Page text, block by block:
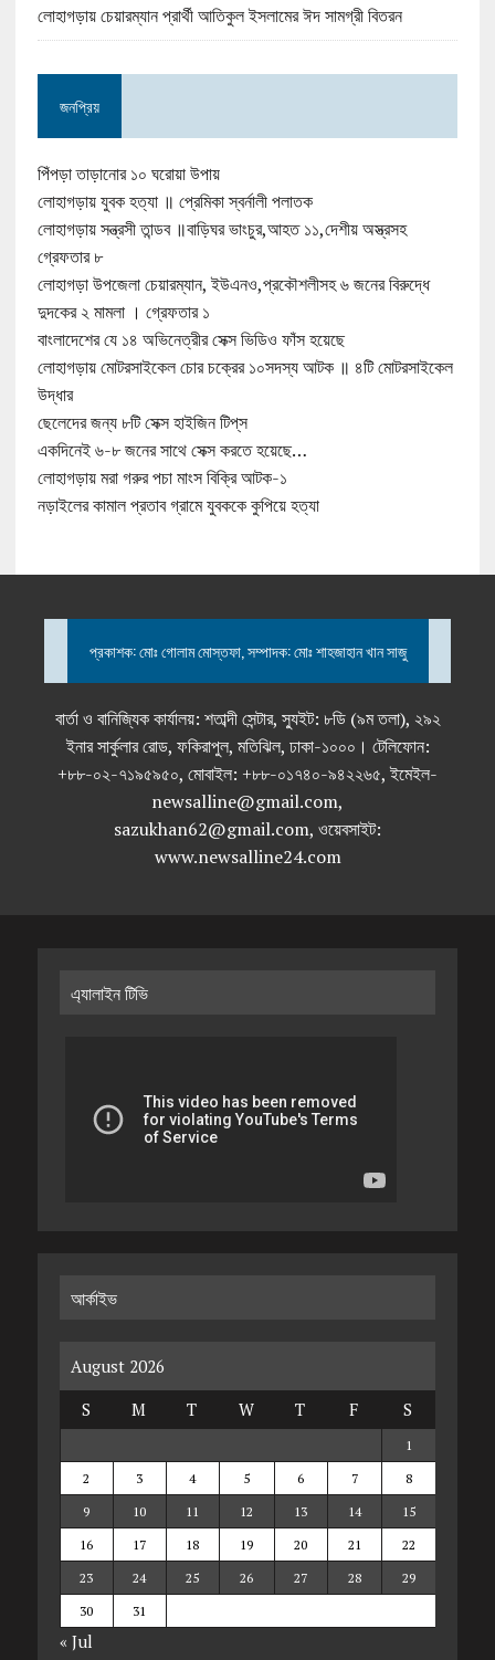
লোহাগড়ায় চেয়ারম্যান প্রার্থী আতিকুল ইসলামের ঈদ সামগ্রী বিতরন
জনপ্রিয়
পিঁপড়া তাড়ানোর ১০ ঘরোয়া উপায়
লোহাগড়ায় যুবক হত্যা ॥ প্রেমিকা স্বর্নালী পলাতক
লোহাগড়ায় সন্ত্রসী তান্ডব ॥বাড়িঘর ভাংচুর,আহত ১১,দেশীয় অস্ত্রসহ
গ্রেফতার ৮
লোহাগড়া উপজেলা চেয়ারম্যান, ইউএনও,প্রকৌশলীসহ ৬ জনের বিরুদ্ধে
দুদকের ২ মামলা । গ্রেফতার ১
বাংলাদেশের যে ১৪ অভিনেত্রীর সেক্স ভিডিও ফাঁস হয়েছে
লোহাগড়ায় মোটরসাইকেল চোর চক্রের ১০সদস্য আটক ॥ ৪টি মোটরসাইকেল
উদ্ধার
ছেলেদের জন্য ৮টি সেক্স হাইজিন টিপ্‌স
একদিনেই ৬-৮ জনের সাথে সেক্স করতে হয়েছে…
লোহাগড়ায় মরা গরুর পচা মাংস বিক্রি আটক-১
নড়াইলের কামাল প্রতাব গ্রামে যুবককে কুপিয়ে হত্যা
প্রকাশক: মোঃ গোলাম মোস্তফা, সম্পাদক: মোঃ শাহজাহান খান সাজু
বার্তা ও বানিজ্যিক কার্যালয়: শতাব্দী সেন্টার, স্যুইট: ৮ডি (৯ম তলা), ২৯২
ইনার সার্কুলার রোড, ফকিরাপুল, মতিঝিল, ঢাকা-১০০০। টেলিফোন:
+৮৮-০২-৭১৯৫৯৫০, মোবাইল: +৮৮-০১৭৪০-৯৪২২৬৫, ইমেইল-
newsalline@gmail.com,
sazukhan62@gmail.com, ওয়েবসাইট:
www.newsalline24.com
এ্যালাইন টিভি
আর্কাইভ
August 2026
S
M T W T F S
1
2
3 4 5 6 7
8
9
10 11 12 13 14
15
16
17 18 19 20 21
22
23
24 25 26 27 28
29
30
31
« Jul